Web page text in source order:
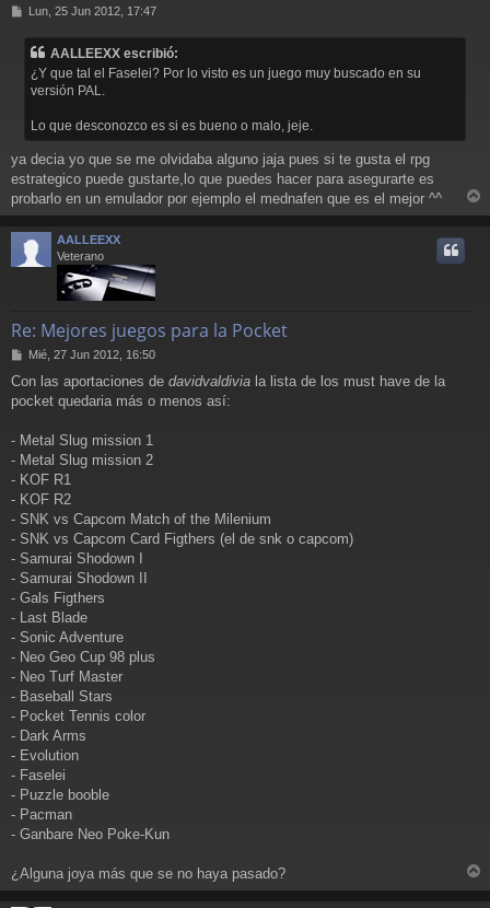
MLun, 25 Jun 2012, 17:47
AALLEEXX escribió:
¿Y que tal el Faselei? Por lo visto es un juego muy buscado en su
versión PAL.
Lo que desconozco es si es bueno o malo, jeje.
ya decia yo que se me olvidaba alguno jaja pues si te gusta el rpg
estrategico puede gustarte,lo que puedes hacer para asegurarte es
probarlo en un emulador por ejemplo el mednafen que es el mejor ^^
r
AALLEEXX
Veterano
Re: Mejores juegos para la Pocket
M
n
s
j
e
Mié, 27 Jun 2012, 16:50
Con las aportaciones de davidvaldivia la lista de los must have de la
pocket quedaria más o menos así:
- Metal Slug mission 1
- Metal Slug mission 2
- KOF R1
- KOF R2
- SNK vs Capcom Match of the Milenium
- SNK vs Capcom Card Figthers (el de snk o capcom)
- Samurai Shodown I
- Samurai Shodown II
- Gals Figthers
- Last Blade
- Sonic Adventure
- Neo Geo Cup 98 plus
- Neo Turf Master
- Baseball Stars
- Pocket Tennis color
- Dark Arms
- Evolution
- Faselei
- Puzzle booble
- Pacman
- Ganbare Neo Poke-Kun
¿Alguna joya más que se no haya pasado?
r